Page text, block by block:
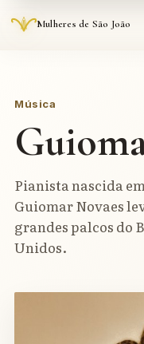
Mulheres de São João
Música
Pianista nascida
Guiomar Novaes
grandes palcos do
Unidos.